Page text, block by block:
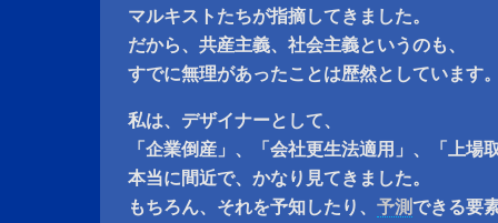
マルキストたちが指摘してきました。
だから、共産主義、社会主義というのも、
すでに無理があったことは歴然としています
私は、デザイナーとして、
「企業倒産」、「会社更生法適用」、「上場
本当に間近で、かなり見てきました。
もちろん、それを予知したり、 予測できる要